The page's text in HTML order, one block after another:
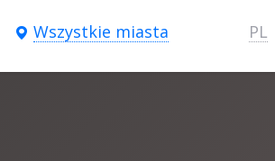
Wszystkie miasta PL